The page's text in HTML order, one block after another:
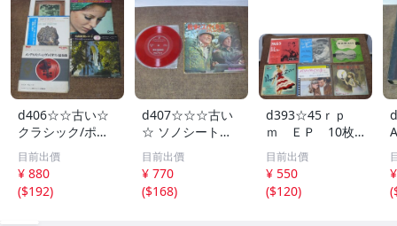
d406☆☆古い☆
クラシック/ポピ
ュラーレコード☆
EP/ ☆全9枚
目前出價
¥ 880
($192)
d407☆☆☆古い
☆ ソノシートレ
コード☆EP/ ☆全
3枚
目前出價
¥ 770
($168)
d393☆45ｒｐ
ｍ ＥＰ 10枚 S
ET☆
目前出價
¥ 550
($120)
(